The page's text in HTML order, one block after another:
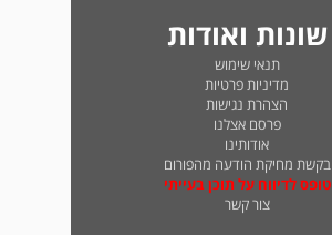
שונות ואודות
תנאי שימוש
מדיניות פרטיות
הצהרת נגישות
פרסם אצלנו
אודותינו
בקשת מחיקת הודעה מהפורום
טופס לדיווח על תוכן בעייתי
צור קשר